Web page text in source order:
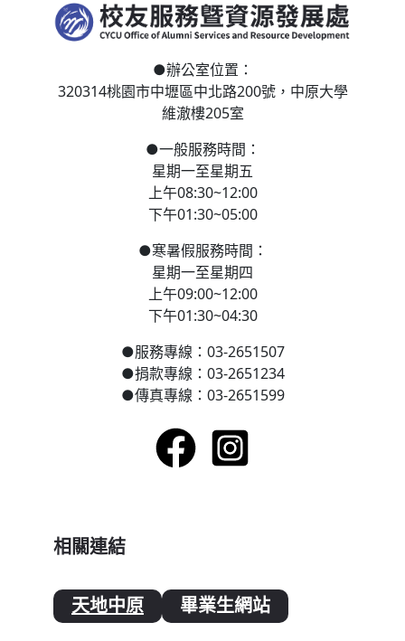
●辦公室位置：
320314桃園市中壢區中北路200號， 中原大學
維澈樓205室
●一般服務時間：
星期一至星期五
上午08:30~12:00
下午01:30~05:00
●寒暑假服務時間：
星期一至星期四
上午09:00~12:00
下午01:30~04:30
●服務專線：03-2651507
●捐款專線：03-2651234
●傳真專線：03-2651599
相關連結
天地中原 畢業生網站